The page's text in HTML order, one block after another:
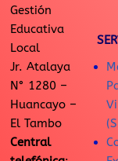
Gestión
Educativa
Local
Jr. Atalaya
N° 1280 –
Huancayo –
El Tambo
Central